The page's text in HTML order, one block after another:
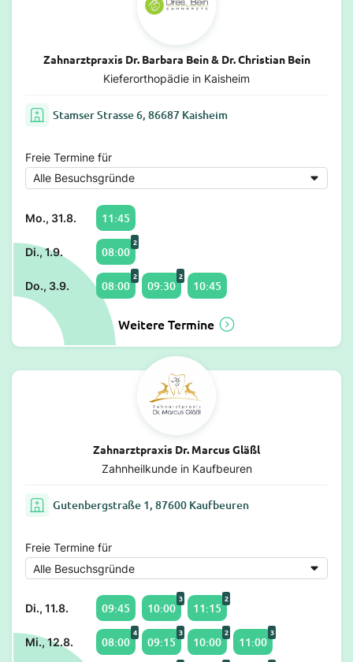
Zahnarztpraxis Dr. Barbara Bein & Dr. Christian Bein
Kieferorthopädie in Kaisheim
Stamser Strasse 6, 86687 Kaisheim
Freie Termine für
Mo., 31.8. 11:45
Di., 1.9. 08:00
2
Do., 3.9. 08:00
2
09:30
2
10:45
Weitere Termine
Zahnarztpraxis Dr. Marcus Gläßl
Zahnheilkunde in Kaufbeuren
Gutenbergstraße 1, 87600 Kaufbeuren
Freie Termine für
Di., 11.8. 09:45 10:00
3
11:15
2
Mi., 12.8. 08:00
4
09:15
3
10:00
2
11:00
3